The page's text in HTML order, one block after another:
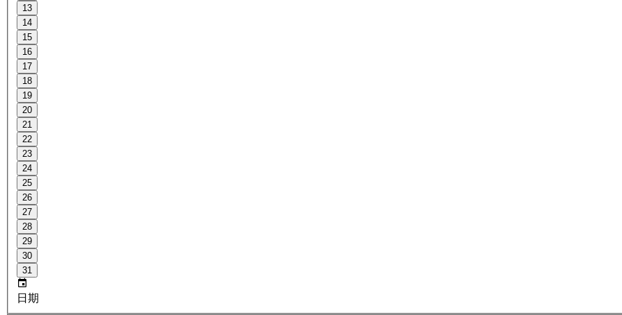
13
14
15
16
17
18
19
20
21
22
23
24
25
26
27
28
29
30
31
日期